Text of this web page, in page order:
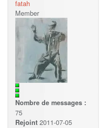
fatah
Member
Nombre de messages :
75
Rejoint 2011-07-05